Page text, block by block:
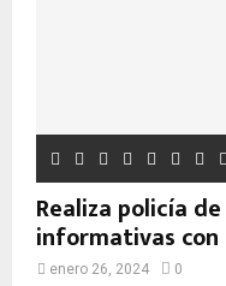
Realiza policía
informativas con
enero 26, 2024 0